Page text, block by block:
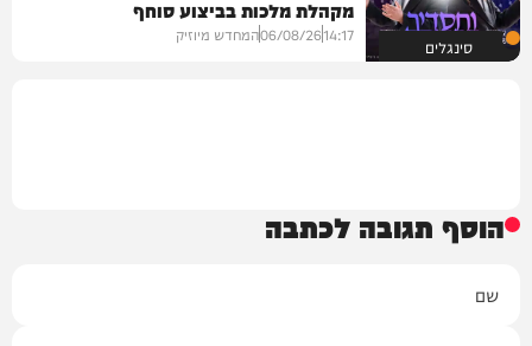
סינגלים
מקהלת מלכות בביצוע סוחף
14:17
06/08/26המחדש מיוזיק
הוסף תגובה לכתבה